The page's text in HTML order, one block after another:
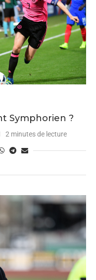
Symphorien ?
2 minutes de lecture